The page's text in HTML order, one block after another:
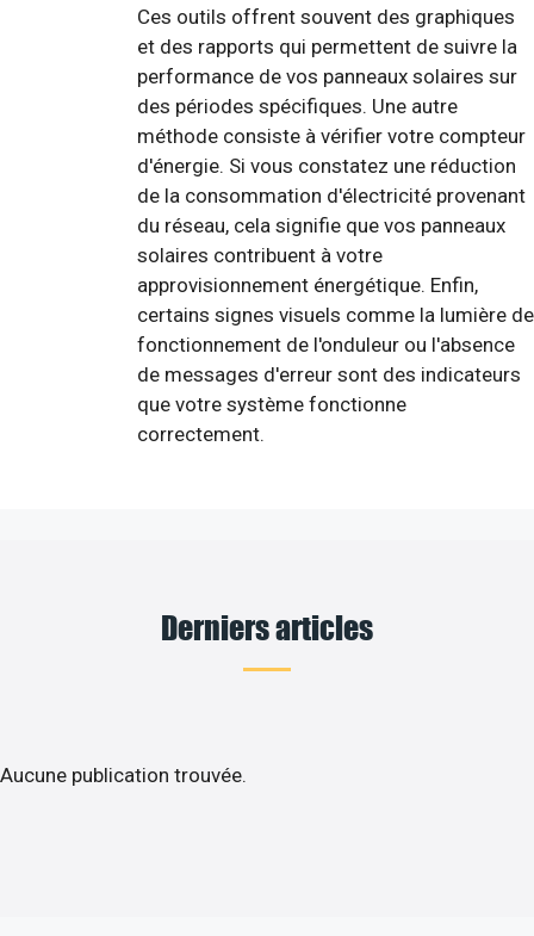
Ces outils offrent souvent des graphiques
et des rapports qui permettent de suivre la
performance de vos panneaux solaires sur
des périodes spécifiques. Une autre
méthode consiste à vérifier votre compteur
d'énergie. Si vous constatez une réduction
de la consommation d'électricité provenant
du réseau, cela signifie que vos panneaux
solaires contribuent à votre
approvisionnement énergétique. Enfin,
certains signes visuels comme la lumière de
fonctionnement de l'onduleur ou l'absence
de messages d'erreur sont des indicateurs
que votre système fonctionne
correctement.
Derniers articles
Aucune publication trouvée.